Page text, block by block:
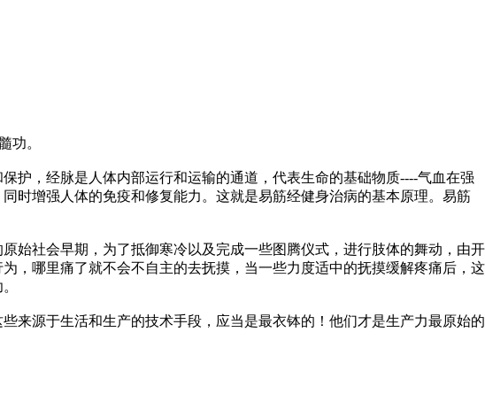
功。
，经脉是人体内部运行和运输的通道，代表生命的基础物质----气血在强
时增强人体的免疫和修复能力。这就是易筋经健身治病的基本原理。易筋
社会早期，为了抵御寒冷以及完成一些图腾仪式，进行肢体的舞动，由开
，哪里痛了就不会不自主的去抚摸，当一些力度适中的抚摸缓解疼痛后，这
源于生活和生产的技术手段，应当是最衣钵的！他们才是生产力最原始的